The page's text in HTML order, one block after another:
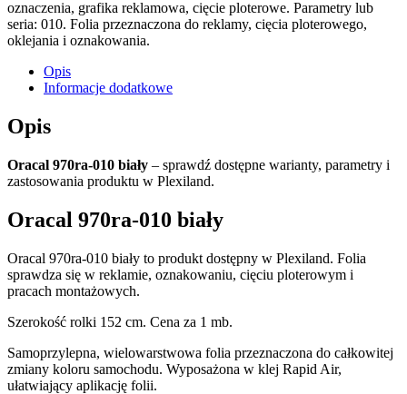
oznaczenia, grafika reklamowa, cięcie ploterowe. Parametry lub
seria: 010. Folia przeznaczona do reklamy, cięcia ploterowego,
oklejania i oznakowania.
Opis
Informacje dodatkowe
Opis
Oracal 970ra-010 biały – sprawdź dostępne warianty, parametry i
zastosowania produktu w Plexiland.
Oracal 970ra-010 biały
Oracal 970ra-010 biały to produkt dostępny w Plexiland. Folia
sprawdza się w reklamie, oznakowaniu, cięciu ploterowym i
pracach montażowych.
Szerokość rolki 152 cm. Cena za 1 mb.
Samoprzylepna, wielowarstwowa folia przeznaczona do całkowitej
zmiany koloru samochodu. Wyposażona w klej Rapid Air,
ułatwiający aplikację folii.